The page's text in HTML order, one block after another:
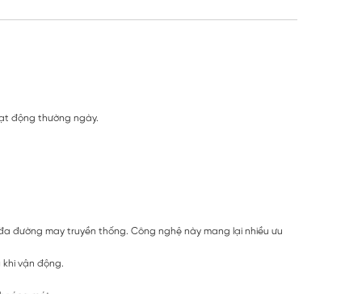
động thường ngày.
đường may truyền thống. Công nghệ này mang lại nhiều ưu
vận động.